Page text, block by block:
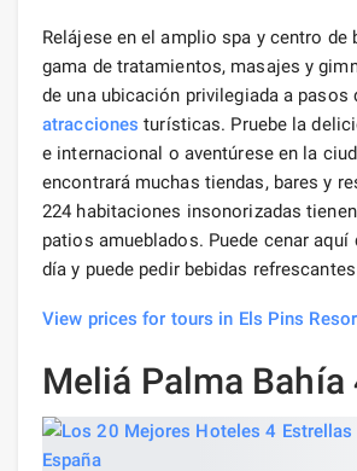
Relájese en el amplio spa y centro de
gama de tratamientos, masajes y
de una ubicación privilegiada a pasos
atracciones turísticas. Pruebe la
e internacional o aventúrese en la
encontrará muchas tiendas, bares y
224 habitaciones insonorizadas
patios amueblados. Puede cenar aquí
día y puede pedir bebidas
View prices for tours in Els Pins
Meliá Palma Bahía